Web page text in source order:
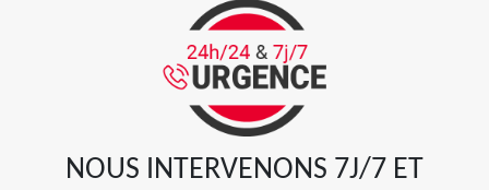
NOUS INTERVENONS 7J/7 ET